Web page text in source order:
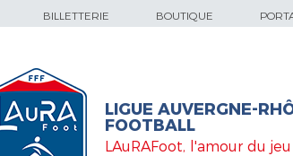
BILLETTERIE BOUTIQUE
LIGUE AUVERGNE-
FOOTBALL
LAuRAFoot, l'amour du jeu